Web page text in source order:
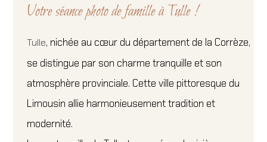
Votre séance photo de famille à Tulle !
Tulle, nichée au cœur du département de la Corrèze,
se distingue par son charme tranquille et son
atmosphère provinciale. Cette ville pittoresque du
Limousin allie harmonieusement tradition et
modernité.